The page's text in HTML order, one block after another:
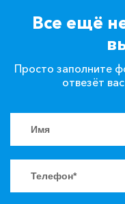
Все ещё
Просто заполните
отвезёт